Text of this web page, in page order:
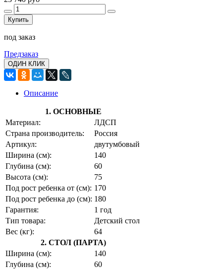
Купить
под заказ
Предзаказ
ОДИН КЛИК
Описание
1. ОСНОВНЫЕ
Материал:
ЛДСП
Страна производитель:
Россия
Артикул:
двутумбовый
Ширина (см):
140
Глубина (см):
60
Высота (см):
75
Под рост ребенка от (см): 170
Под рост ребенка до (см): 180
Гарантия:
1 год
Тип товара:
Детский стол
Вес (кг):
64
2. СТОЛ (ПАРТА)
Ширина (см):
140
Глубина (см):
60